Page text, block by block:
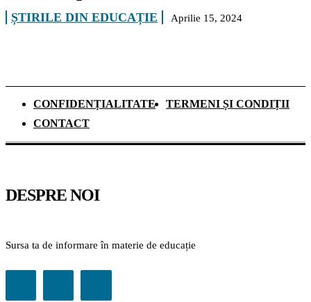
ȘTIRILE DIN EDUCAȚIE Aprilie 15, 2024
CONFIDENȚIALITATE
TERMENI ȘI CONDIȚII
CONTACT
DESPRE NOI
Sursa ta de informare în materie de educație